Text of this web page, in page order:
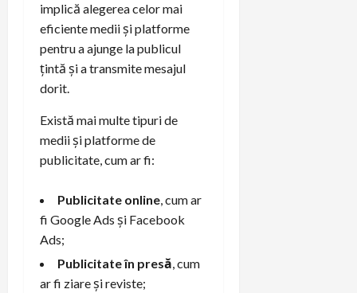
implică alegerea celor mai
eficiente medii și platforme
pentru a ajunge la publicul
țintă și a transmite mesajul
dorit.
Există mai multe tipuri de
medii și platforme de
publicitate, cum ar fi:
Publicitate online, cum ar
fi Google Ads și Facebook
Ads;
Publicitate în presă, cum
ar fi ziare și reviste;